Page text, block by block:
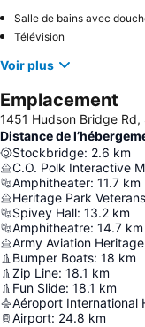
Salle de bains avec
Télévision
Voir plus
Emplacement
1451 Hudson Bridge
Distance de
Stockbridge: 2.6 km
C.O. Polk Interactive
Amphitheater: 11.7 km
Heritage Park
Spivey Hall: 13.2 km
Amphitheatre: 14.7 km
Army Aviation
Bumper Boats: 18 km
Zip Line: 18.1 km
Fun Slide: 18.1 km
Aéroport International
Airport: 24.8 km